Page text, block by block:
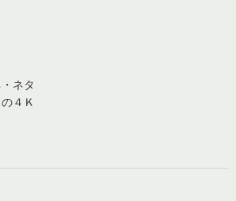
ネタ
４Ｋ